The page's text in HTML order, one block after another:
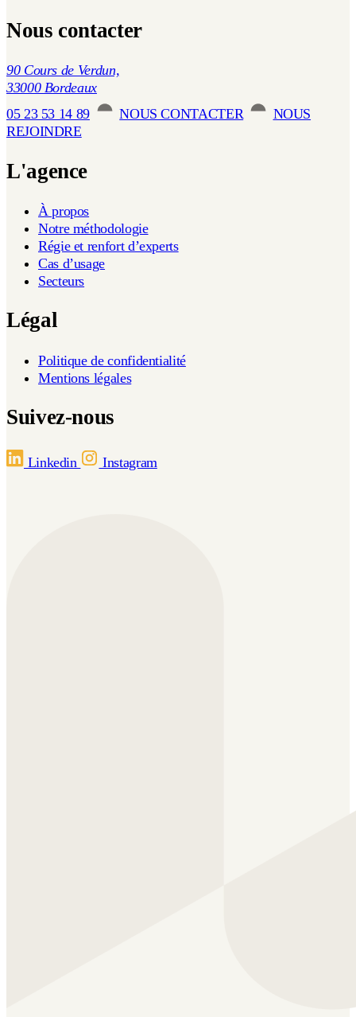
Nous contacter
90 Cours de Verdun,
33000 Bordeaux
05 23 53 14 89
NOUS CONTACTER
NOUS
REJOINDRE
L'agence
À propos
Notre méthodologie
Régie et renfort d’experts
Cas d’usage
Secteurs
Légal
Politique de confidentialité
Mentions légales
Suivez-nous
Linkedin Instagram